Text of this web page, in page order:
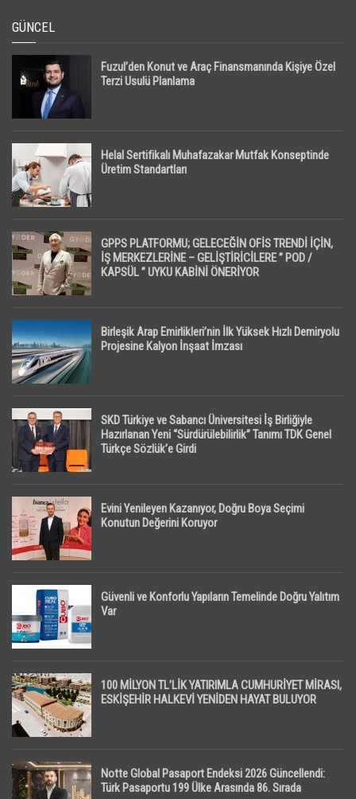
GÜNCEL
Fuzul’den Konut ve Araç Finansmanında Kişiye Özel
Terzi Usulü Planlama
Helal Sertifikalı Muhafazakar Mutfak Konseptinde
Üretim Standartları
GPPS PLATFORMU; GELECEĞİN OFİS TRENDİ İÇİN,
İŞ MERKEZLERİNE – GELİŞTİRİCİLERE ” POD /
KAPSÜL ” UYKU KABİNİ ÖNERİYOR
Birleşik Arap Emirlikleri’nin İlk Yüksek Hızlı Demiryolu
Projesine Kalyon İnşaat İmzası
SKD Türkiye ve Sabancı Üniversitesi İş Birliğiyle
Hazırlanan Yeni “Sürdürülebilirlik” Tanımı TDK Genel
Türkçe Sözlük’e Girdi
Evini Yenileyen Kazanıyor, Doğru Boya Seçimi
Konutun Değerini Koruyor
Güvenli ve Konforlu Yapıların Temelinde Doğru Yalıtım
Var
100 MİLYON TL’LİK YATIRIMLA CUMHURİYET MİRASI,
ESKİŞEHİR HALKEVİ YENİDEN HAYAT BULUYOR
Notte Global Pasaport Endeksi 2026 Güncellendi:
Türk Pasaportu 199 Ülke Arasında 86. Sırada